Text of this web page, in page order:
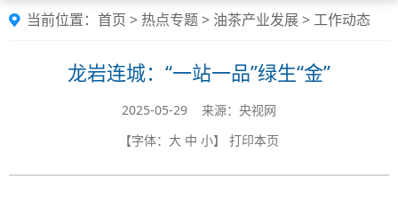
当前位置： 首页 > 热点专题> 油茶产业发展>工作动态
龙岩连城：“一站一品”绿生“金”
2025-05-29 来源：央视网
【字体： 大 中 小】 打印本页